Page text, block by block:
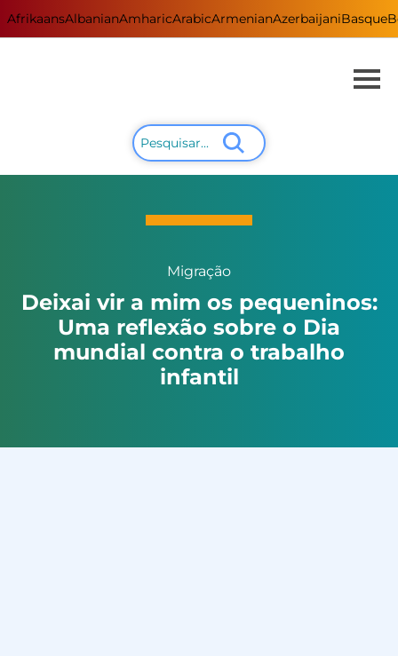
AfrikaansAlbanianAmharicArabicArmenianAzerbaijaniBasque
Migração
Deixai vir a mim os pequeninos:
Uma reflexão sobre o Dia
mundial contra o trabalho
infantil